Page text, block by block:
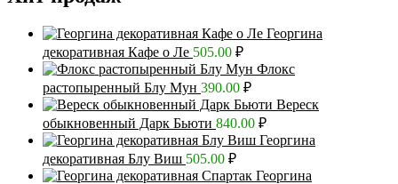
Георгина
декоративная Кафе о Ле 505.00 ₽
Флокс
растопыренный Блу Мун 390.00 ₽
Вереск
обыкновенный Дарк Бьюти 840.00 ₽
Георгина
декоративная Блу Виш 505.00 ₽
Георгина